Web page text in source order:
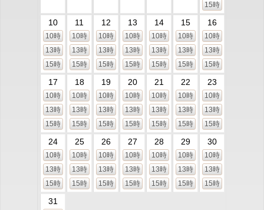
15時
10
10時
13時
15時
11
10時
13時
15時
12
10時
13時
15時
13
10時
13時
15時
14
10時
13時
15時
15
10時
13時
15時
16
10時
13時
15時
17
10時
13時
15時
18
10時
13時
15時
19
10時
13時
15時
20
10時
13時
15時
21
10時
13時
15時
22
10時
13時
15時
23
10時
13時
15時
24
10時
13時
15時
25
10時
13時
15時
26
10時
13時
15時
27
10時
13時
15時
28
10時
13時
15時
29
10時
13時
15時
30
10時
13時
15時
31